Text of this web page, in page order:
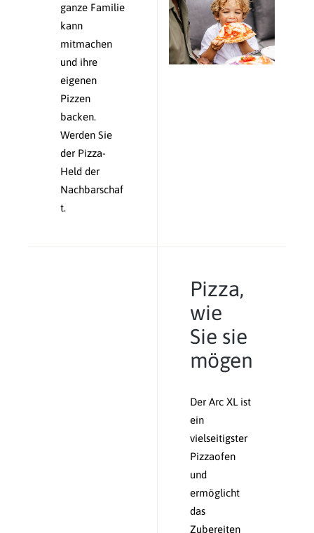
ganze Familie
kann
mitmachen
und ihre
eigenen
Pizzen
backen.
Werden Sie
der Pizza-
Held der
Nachbarschaf
t.
Pizza,
wie
Sie sie
mögen
Der Arc XL ist
ein
vielseitigster
Pizzaofen
und
ermöglicht
das
Zubereiten